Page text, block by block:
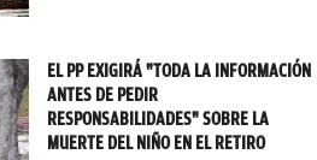
EL PP EXIGIRÁ "TODA LA INFORMACIÓN
ANTES DE PEDIR
RESPONSABILIDADES" SOBRE LA
MUERTE DEL NIÑO EN EL RETIRO